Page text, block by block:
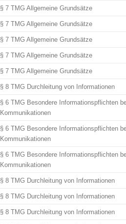
§ 7 TMG Allgemeine Grundsätze
§ 7 TMG Allgemeine Grundsätze
§ 7 TMG Allgemeine Grundsätze
§ 7 TMG Allgemeine Grundsätze
§ 7 TMG Allgemeine Grundsätze
§ 8 TMG Durchleitung von Informationen
§ 6 TMG Besondere Informationspflichten
Kommunikationen
§ 6 TMG Besondere Informationspflichten
Kommunikationen
§ 6 TMG Besondere Informationspflichten
Kommunikationen
§ 8 TMG Durchleitung von Informationen
§ 8 TMG Durchleitung von Informationen
§ 8 TMG Durchleitung von Informationen